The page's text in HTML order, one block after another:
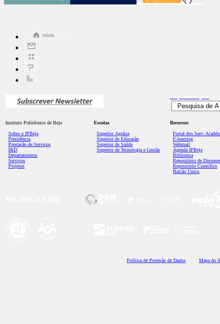
Instituto Politécnico de Beja
Sobre o IPBeja
Presidência
Prestação de Serviços
I&D
Departamentos
Serviços
Projetos
Escolas
Superior Agrária
Superior de Educação
Superior de Saúde
Superior de Tecnologia e Gestão
Recursos
Portal dos Serv.
E-learning
Webmail
Agenda IPBeja
Biblioteca
Repositório de
Repositório Científico
Balcão Único
Política de Proteção de Dados Mapa do